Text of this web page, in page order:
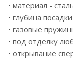
• материал -
• глубина
• газовые
• под отделку
• открывание